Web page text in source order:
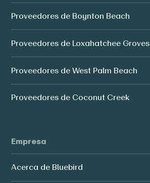
Proveedores de Boynton Beach
Proveedores de Loxahatchee Groves
Proveedores de West Palm Beach
Proveedores de Coconut Creek
Empresa
Acerca de Bluebird